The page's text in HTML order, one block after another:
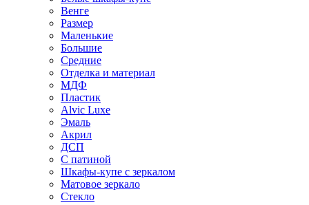
Венге
Размер
Маленькие
Большие
Средние
Отделка и материал
МДФ
Пластик
Alvic Luxe
Эмаль
Акрил
ДСП
С патиной
Шкафы-купе с зеркалом
Матовое зеркало
Стекло